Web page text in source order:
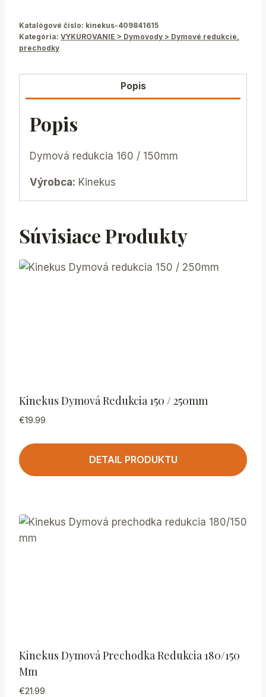
Katalógové číslo: kinekus-409841615
Kategória: VYKUROVANIE > Dymovody > Dymové redukcie,
prechodky
Popis
Popis
Dymová redukcia 160 / 150mm
Výrobca: Kinekus
Súvisiace Produkty
Kinekus Dymová Redukcia 150 / 250mm
€19.99
DETAIL PRODUKTU
Kinekus Dymová Prechodka Redukcia 180/150
Mm
€21.99